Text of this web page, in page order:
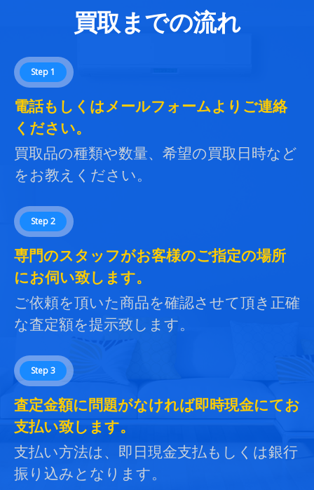
買取までの流れ
Step 1
電話もしくはメールフォームよりご連絡
ください。
買取品の種類や数量、希望の買取日時など
をお教えください。
Step 2
専門のスタッフがお客様のご指定の場所
にお伺い致します。
ご依頼を頂いた商品を確認させて頂き正確
な査定額を提示致します。
Step 3
査定金額に問題がなければ即時現金にてお
支払い致します。
支払い方法は、即日現金支払もしくは銀行
振り込みとなります。